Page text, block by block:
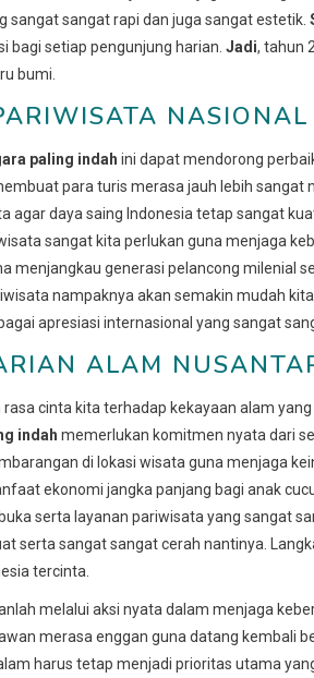
sangat rapi dan juga sangat estetik.
setiap pengunjung harian. Jadi, tahun
bumi.
paling indah ini dapat mendorong
para turis merasa jauh lebih sangat
daya saing Indonesia tetap sangat
sangat kita perlukan guna menjaga
generasi pelancong milenial
nampaknya akan semakin mudah
apresiasi internasional yang sangat
ALAM
cinta kita terhadap kekayaan alam
indah memerlukan komitmen nyata dari
di lokasi wisata guna menjaga
ekonomi jangka panjang bagi anak
serta layanan pariwisata yang sangat
serta sangat sangat cerah nantinya.
tercinta.
melalui aksi nyata dalam menjaga
merasa enggan guna datang kembali
harus tetap menjadi prioritas utama